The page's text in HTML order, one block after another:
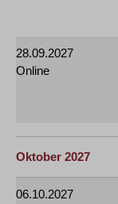
28.09.2027
Online
Oktober 2027
06.10.2027